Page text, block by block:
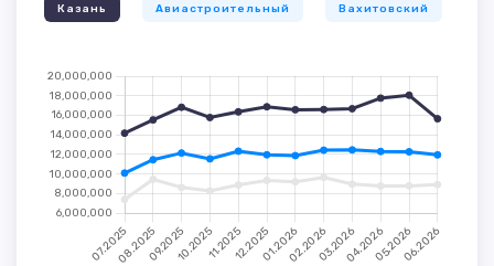
Казань Авиастроительный Вахитовский